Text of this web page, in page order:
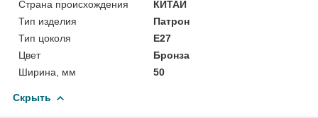
Страна происхождения
КИТАЙ
Тип изделия
Патрон
Тип цоколя
Е27
Цвет
Бронза
Ширина, мм
50
Скрыть